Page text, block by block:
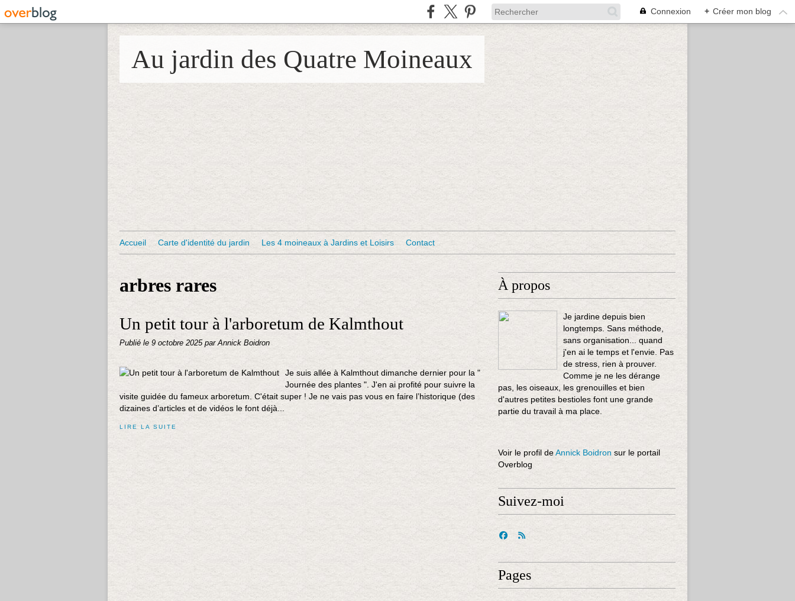
Connexion + Créer mon blog
Au jardin des Quatre Moineaux
Accueil Carte d'identité du jardin Les 4 moineaux à Jardins et Loisirs Contact
arbres rares
Un petit tour à l'arboretum de Kalmthout
Publié le 9 octobre 2025 par Annick Boidron
Je suis allée à Kalmthout dimanche dernier pour la "
Journée des plantes ". J'en ai profité pour suivre la
visite guidée du fameux arboretum. C'était super ! Je ne vais pas vous en faire l’historique (des
dizaines d’articles et de vidéos le font déjà...
LIRE LA SUITE
À propos
Je jardine depuis bien
longtemps. Sans méthode,
sans organisation... quand
j'en ai le temps et l'envie. Pas
de stress, rien à prouver.
Comme je ne les dérange
pas, les oiseaux, les grenouilles et bien
d'autres petites bestioles font une grande
partie du travail à ma place.
Voir le profil deAnnick Boidron sur le portail
Overblog
Suivez-moi
Pages